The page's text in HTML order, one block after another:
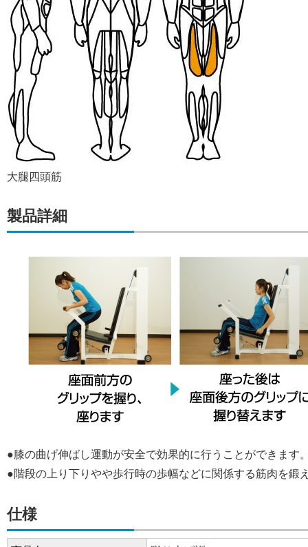
大腿四頭筋
製品詳細
●膝の曲げ伸ばし運動が安全で効果的に行うことができます
●階段の上り下りやや歩行時の歩幅などに関係する筋肉を鍛
仕様